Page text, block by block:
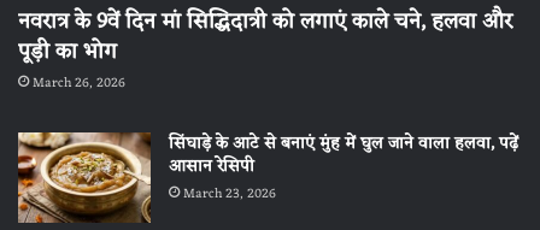
नवरात्र के 9वें दिन मां सिद्धिदात्री को लगाएं काले चने, हलवा और
पूड़ी का भोग
March 26, 2026
सिंघाड़े के आटे से बनाएं मुंह में घुल जाने वाला हलवा, पढ़ें
आसान रेसिपी
March 23, 2026